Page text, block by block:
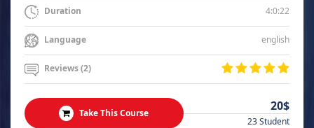
Duration 4:0:22
Language english
Reviews (2)
Take This Course 20$
23 Student